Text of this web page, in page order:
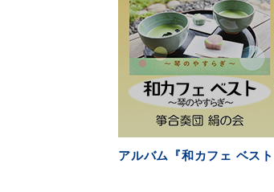
アルバム『和カフェ ベス